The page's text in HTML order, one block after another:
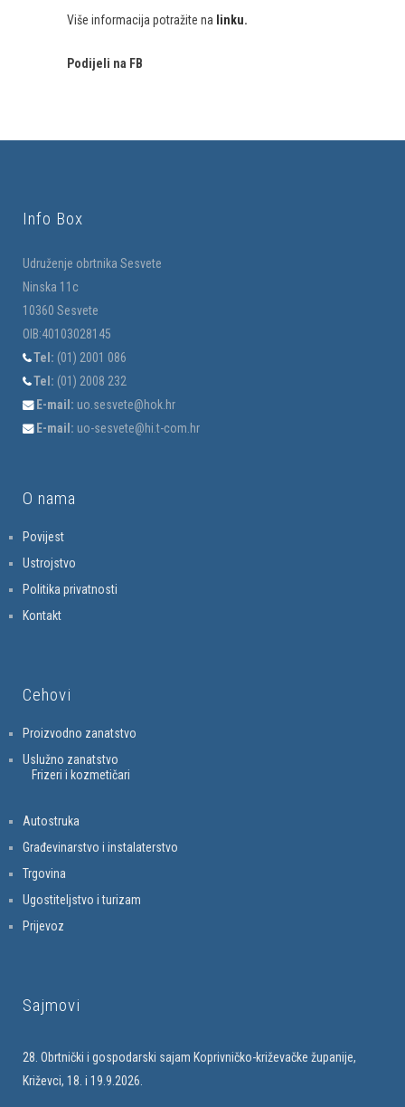
Više informacija potražite na linku.
Podijeli na FB
Info Box
Udruženje obrtnika Sesvete
Ninska 11c
10360 Sesvete
OIB:40103028145
Tel: (01) 2001 086
Tel: (01) 2008 232
E-mail: uo.sesvete@hok.hr
E-mail: uo-sesvete@hi.t-com.hr
O nama
Povijest
Ustrojstvo
Politika privatnosti
Kontakt
Cehovi
Proizvodno zanatstvo
Uslužno zanatstvo
Frizeri i kozmetičari
Autostruka
Građevinarstvo i instalaterstvo
Trgovina
Ugostiteljstvo i turizam
Prijevoz
Sajmovi
28. Obrtnički i gospodarski sajam Koprivničko-križevačke županije,
Križevci, 18. i 19.9.2026.